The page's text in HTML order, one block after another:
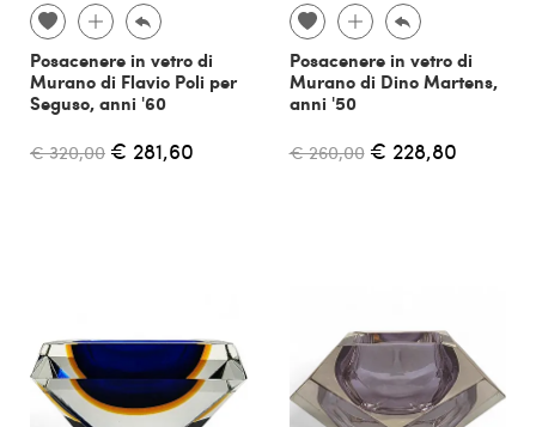
Posacenere in vetro di
Murano di Flavio Poli per
Seguso, anni '60
€ 320,00 € 281,60
Posacenere in vetro di
Murano di Dino Martens,
anni '50
€ 260,00 € 228,80